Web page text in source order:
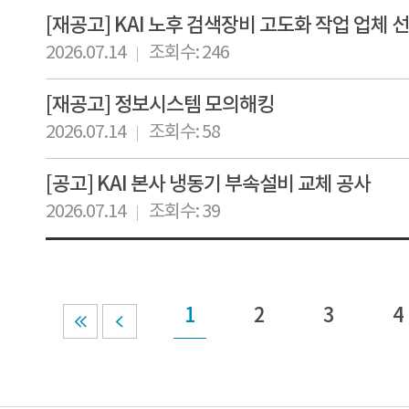
[재공고] KAI 노후 검색장비 고도화 작업 업체
2026.07.14 조회수: 246
[재공고] 정보시스템 모의해킹
2026.07.14 조회수: 58
[공고] KAI 본사 냉동기 부속설비 교체 공사
2026.07.14 조회수: 39
1 2 3 4